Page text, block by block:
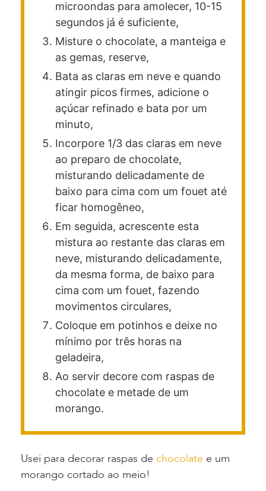
microondas para amolecer, 10-15
segundos já é suficiente,
Misture o chocolate, a manteiga e
as gemas, reserve,
Bata as claras em neve e quando
atingir picos firmes, adicione o
açúcar refinado e bata por um
minuto,
Incorpore 1/3 das claras em neve
ao preparo de chocolate,
misturando delicadamente de
baixo para cima com um fouet até
ficar homogêneo,
Em seguida, acrescente esta
mistura ao restante das claras em
neve, misturando delicadamente,
da mesma forma, de baixo para
cima com um fouet, fazendo
movimentos circulares,
Coloque em potinhos e deixe no
mínimo por três horas na
geladeira,
Ao servir decore com raspas de
chocolate e metade de um
morango.
Usei para decorar raspas de chocolate e um
morango cortado ao meio!